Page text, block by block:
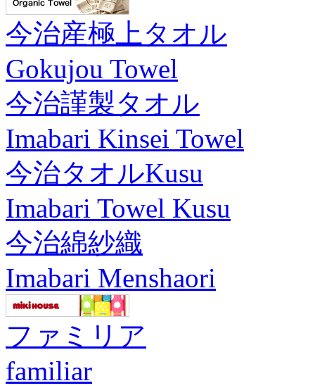
今治産極上タオル
Gokujou Towel
今治謹製タオル
Imabari Kinsei Towel
今治タオルKusu
Imabari Towel Kusu
今治綿紗織
Imabari Menshaori
ファミリア
familiar